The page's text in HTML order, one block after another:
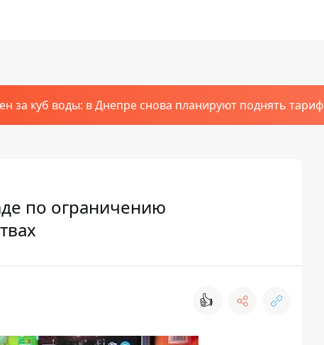
за куб воды: в Днепре снова планируют поднять тариф
по ограничению
👍